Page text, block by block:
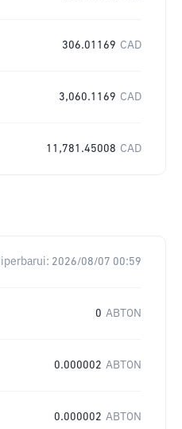
306.01169 CAD
3,060.1169 CAD
11,781.45008 CAD
2026/08/07 00:59
0 ABTON
0.000002 ABTON
0.000002 ABTON